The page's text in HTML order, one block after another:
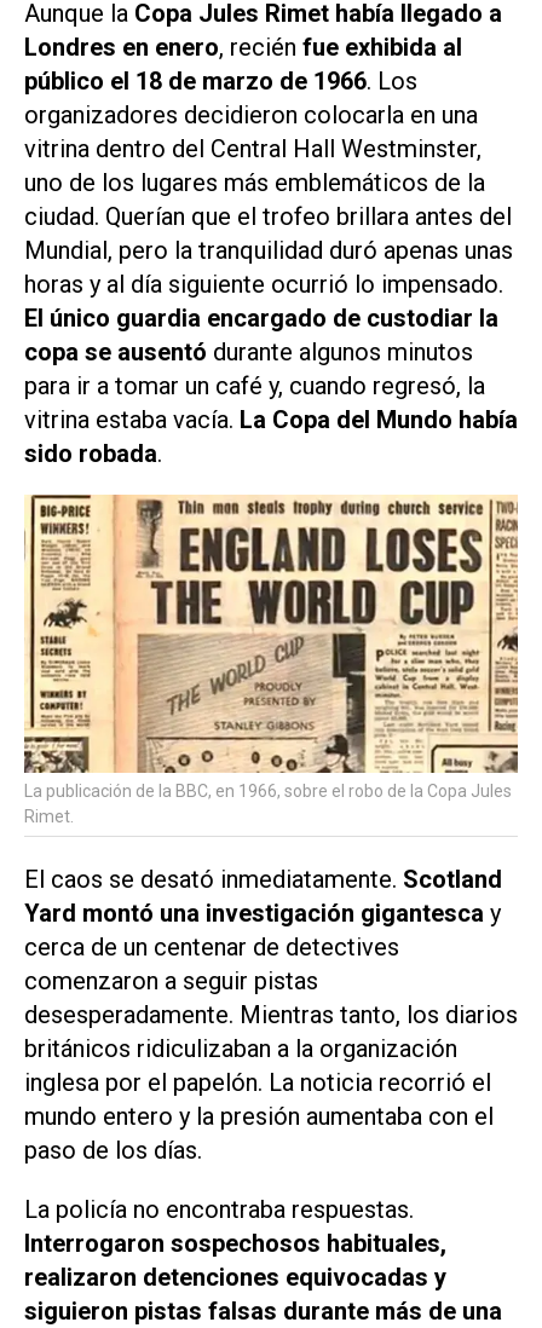
Aunque la Copa Jules Rimet había llegado a
Londres en enero, recién fue exhibida al
público el 18 de marzo de 1966. Los
organizadores decidieron colocarla en una
vitrina dentro del Central Hall Westminster,
uno de los lugares más emblemáticos de la
ciudad. Querían que el trofeo brillara antes del
Mundial, pero la tranquilidad duró apenas unas
horas y al día siguiente ocurrió lo impensado.
El único guardia encargado de custodiar la
copa se ausentó durante algunos minutos
para ir a tomar un café y, cuando regresó, la
vitrina estaba vacía. La Copa del Mundo había
sido robada.
La publicación de la BBC, en 1966, sobre el robo de la Copa Jules
Rimet.
El caos se desató inmediatamente. Scotland
Yard montó una investigación gigantesca y
cerca de un centenar de detectives
comenzaron a seguir pistas
desesperadamente. Mientras tanto, los diarios
británicos ridiculizaban a la organización
inglesa por el papelón. La noticia recorrió el
mundo entero y la presión aumentaba con el
paso de los días.
La policía no encontraba respuestas.
Interrogaron sospechosos habituales,
realizaron detenciones equivocadas y
siguieron pistas falsas durante más de una